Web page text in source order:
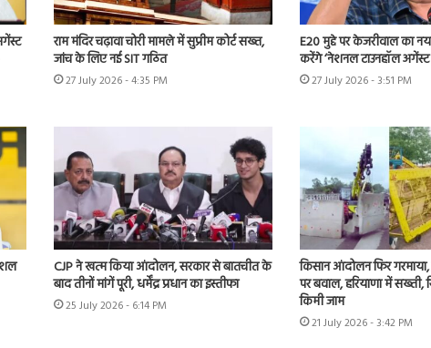
राम मंदिर चढ़ावा चोरी मामले में सुप्रीम कोर्ट सख्त,
जांच के लिए नई SIT गठित
27 July 2026 - 4:35 PM
E20 मुद्दे पर केजरीवाल का
करेंगे ‘नेशनल टाउनहॉल अगेंस्ट
27 July 2026 - 3:51 PM
CJP ने खत्म किया आंदोलन, सरकार से बातचीत के
बाद तीनों मांगें पूरी, धर्मेंद्र प्रधान का इस्तीफा
25 July 2026 - 6:14 PM
किसान आंदोलन फिर
पर बवाल, हरियाणा में सख्ती,
किमी जाम
21 July 2026 - 3:42 PM